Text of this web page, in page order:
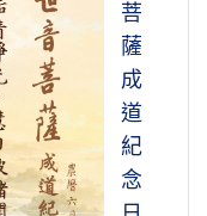
菩
薩
成
道
紀
念